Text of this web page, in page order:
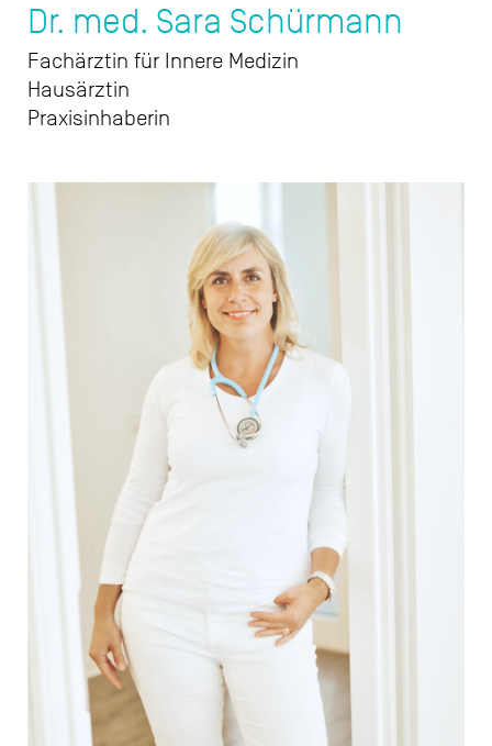
Dr. med. Sara Schürmann
Fachärztin für Innere Medizin
Hausärztin
Praxisinhaberin